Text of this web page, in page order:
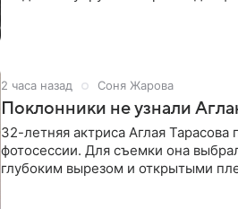
2 часа назад Соня Жарова
Поклонники не узнали
32-летняя актриса Аглая
фотосессии. Для съемки она
глубоким вырезом и открытыми